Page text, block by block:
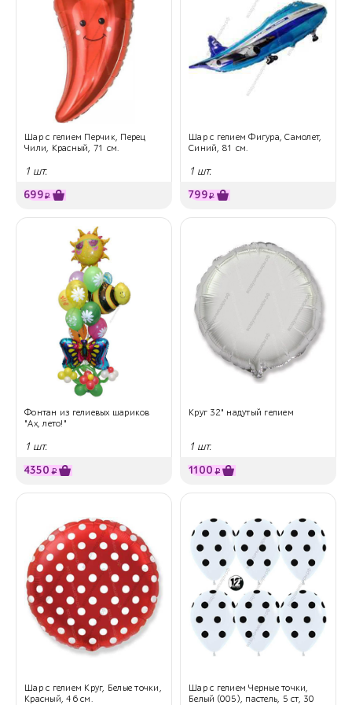
Шар с гелием Перчик, Перец
Чили, Красный, 71 см.
1 шт.
699₽
Шар с гелием Фигура, Самолет,
Синий, 81 см.
1 шт.
799₽
Фонтан из гелиевых шариков
"Ах, лето!"
1 шт.
4350 ₽
Круг 32" надутый гелием
1 шт.
1100 ₽
Шар с гелием Круг, Белые точки,
Красный, 46 см.
Шар с гелием Черные точки,
Белый (005), пастель, 5 ст, 30